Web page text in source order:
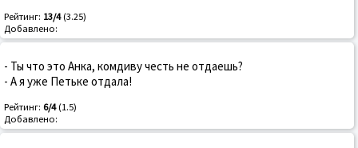
Рейтинг: 13/4(3.25)
Добавлено:
- Ты что это Анка, комдиву честь не отдаешь?
- А я уже Петьке отдала!
Рейтинг: 6/4(1.5)
Добавлено: